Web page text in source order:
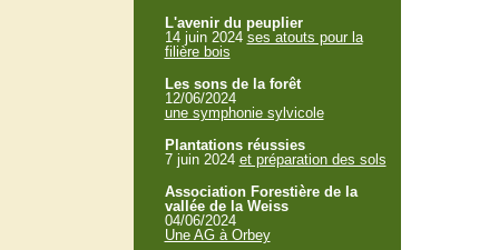
L'avenir du peuplier
14 juin 2024 ses atouts pour la
filière bois
Les sons de la forêt
12/06/2024
une symphonie sylvicole
Plantations réussies
7 juin 2024 et préparation des sols
Association Forestière de la
vallée de la Weiss
04/06/2024
Une AG à Orbey